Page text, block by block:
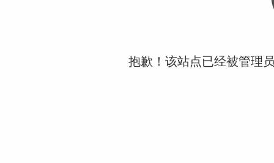
抱歉！该站点已经被管理